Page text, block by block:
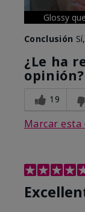
Glossy
Conclusión
¿Le ha
opinión?
19
Marcar